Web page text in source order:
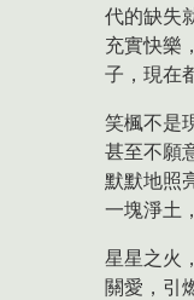
代的缺失
充實快樂
子，現在
笑楓不是
甚至不願
默默地照
一塊淨土
星星之火
關愛，引